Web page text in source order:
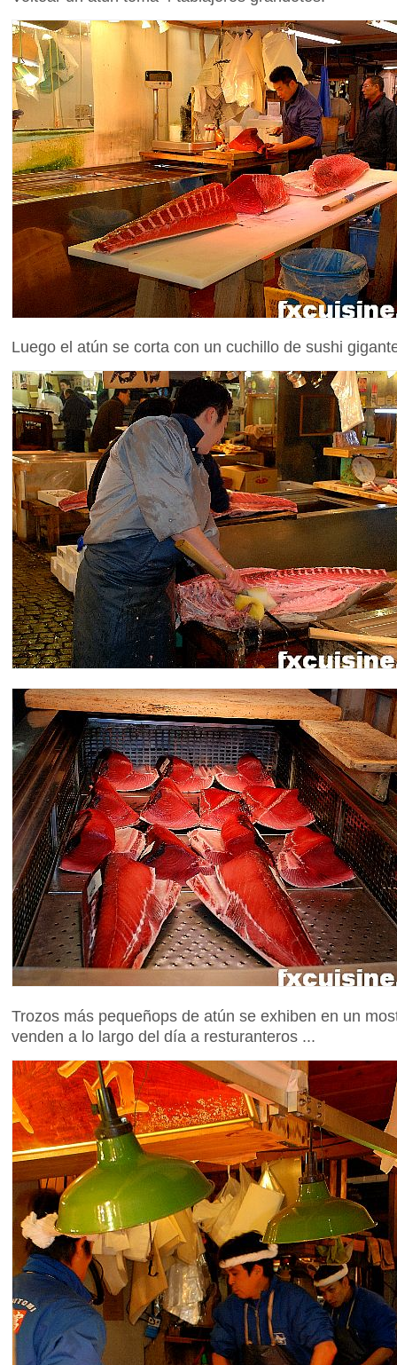
Luego el atún se corta con un cuchillo de sushi
Trozos más pequeñops de atún se exhiben en un
venden a lo largo del día a resturanteros ...